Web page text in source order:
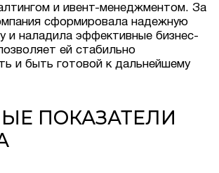
и ивент-менеджментом. За
сформировала надежную
и наладила эффективные бизнес-
ей стабильно
и быть готовой к дальнейшему
ПОКАЗАТЕЛИ